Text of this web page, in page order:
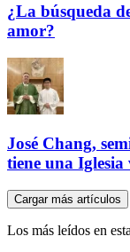
¿La búsqueda
amor?
José Chang,
tiene una Iglesia
Cargar más artículos
Los más leídos en